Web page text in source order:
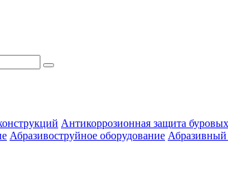
Антикоррозионная защита
Абразивоструйное оборудование